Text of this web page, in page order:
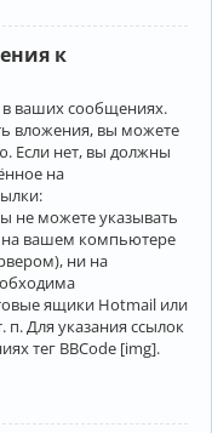
к
ваших сообщениях.
вложения, вы можете
Если нет, вы должны
на
не можете указывать
на вашем компьютере
ни на
ящики Hotmail или
Для указания ссылок
тег BBCode [img].